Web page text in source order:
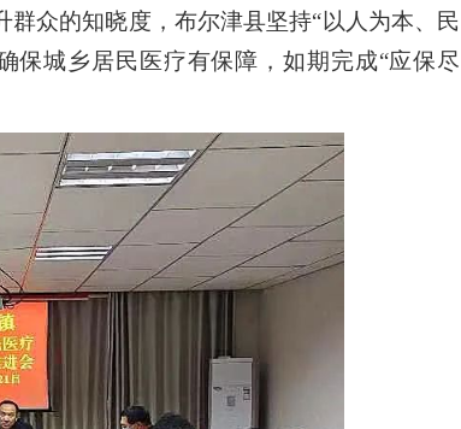
众的知晓度，布尔津县坚持“以人为本、民
保城乡居民医疗有保障，如期完成“应保尽